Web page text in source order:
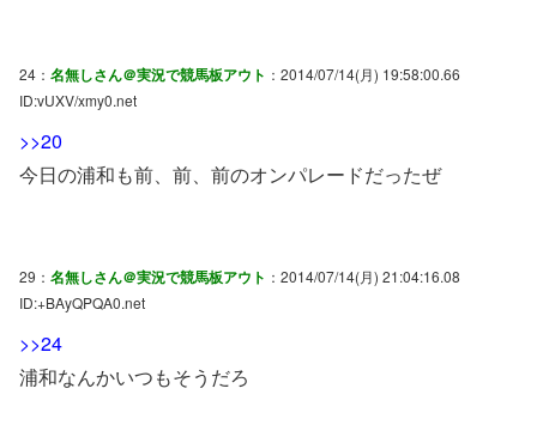
24： 名無しさん＠実況で競馬板アウト ：2014/07/14(月) 19:58:00.66
ID:vUXV/xmy0.net
>>20
今日の浦和も前、前、前のオンパレードだったぜ
29： 名無しさん＠実況で競馬板アウト ：2014/07/14(月) 21:04:16.08
ID:+BAyQPQA0.net
>>24
浦和なんかいつもそうだろ